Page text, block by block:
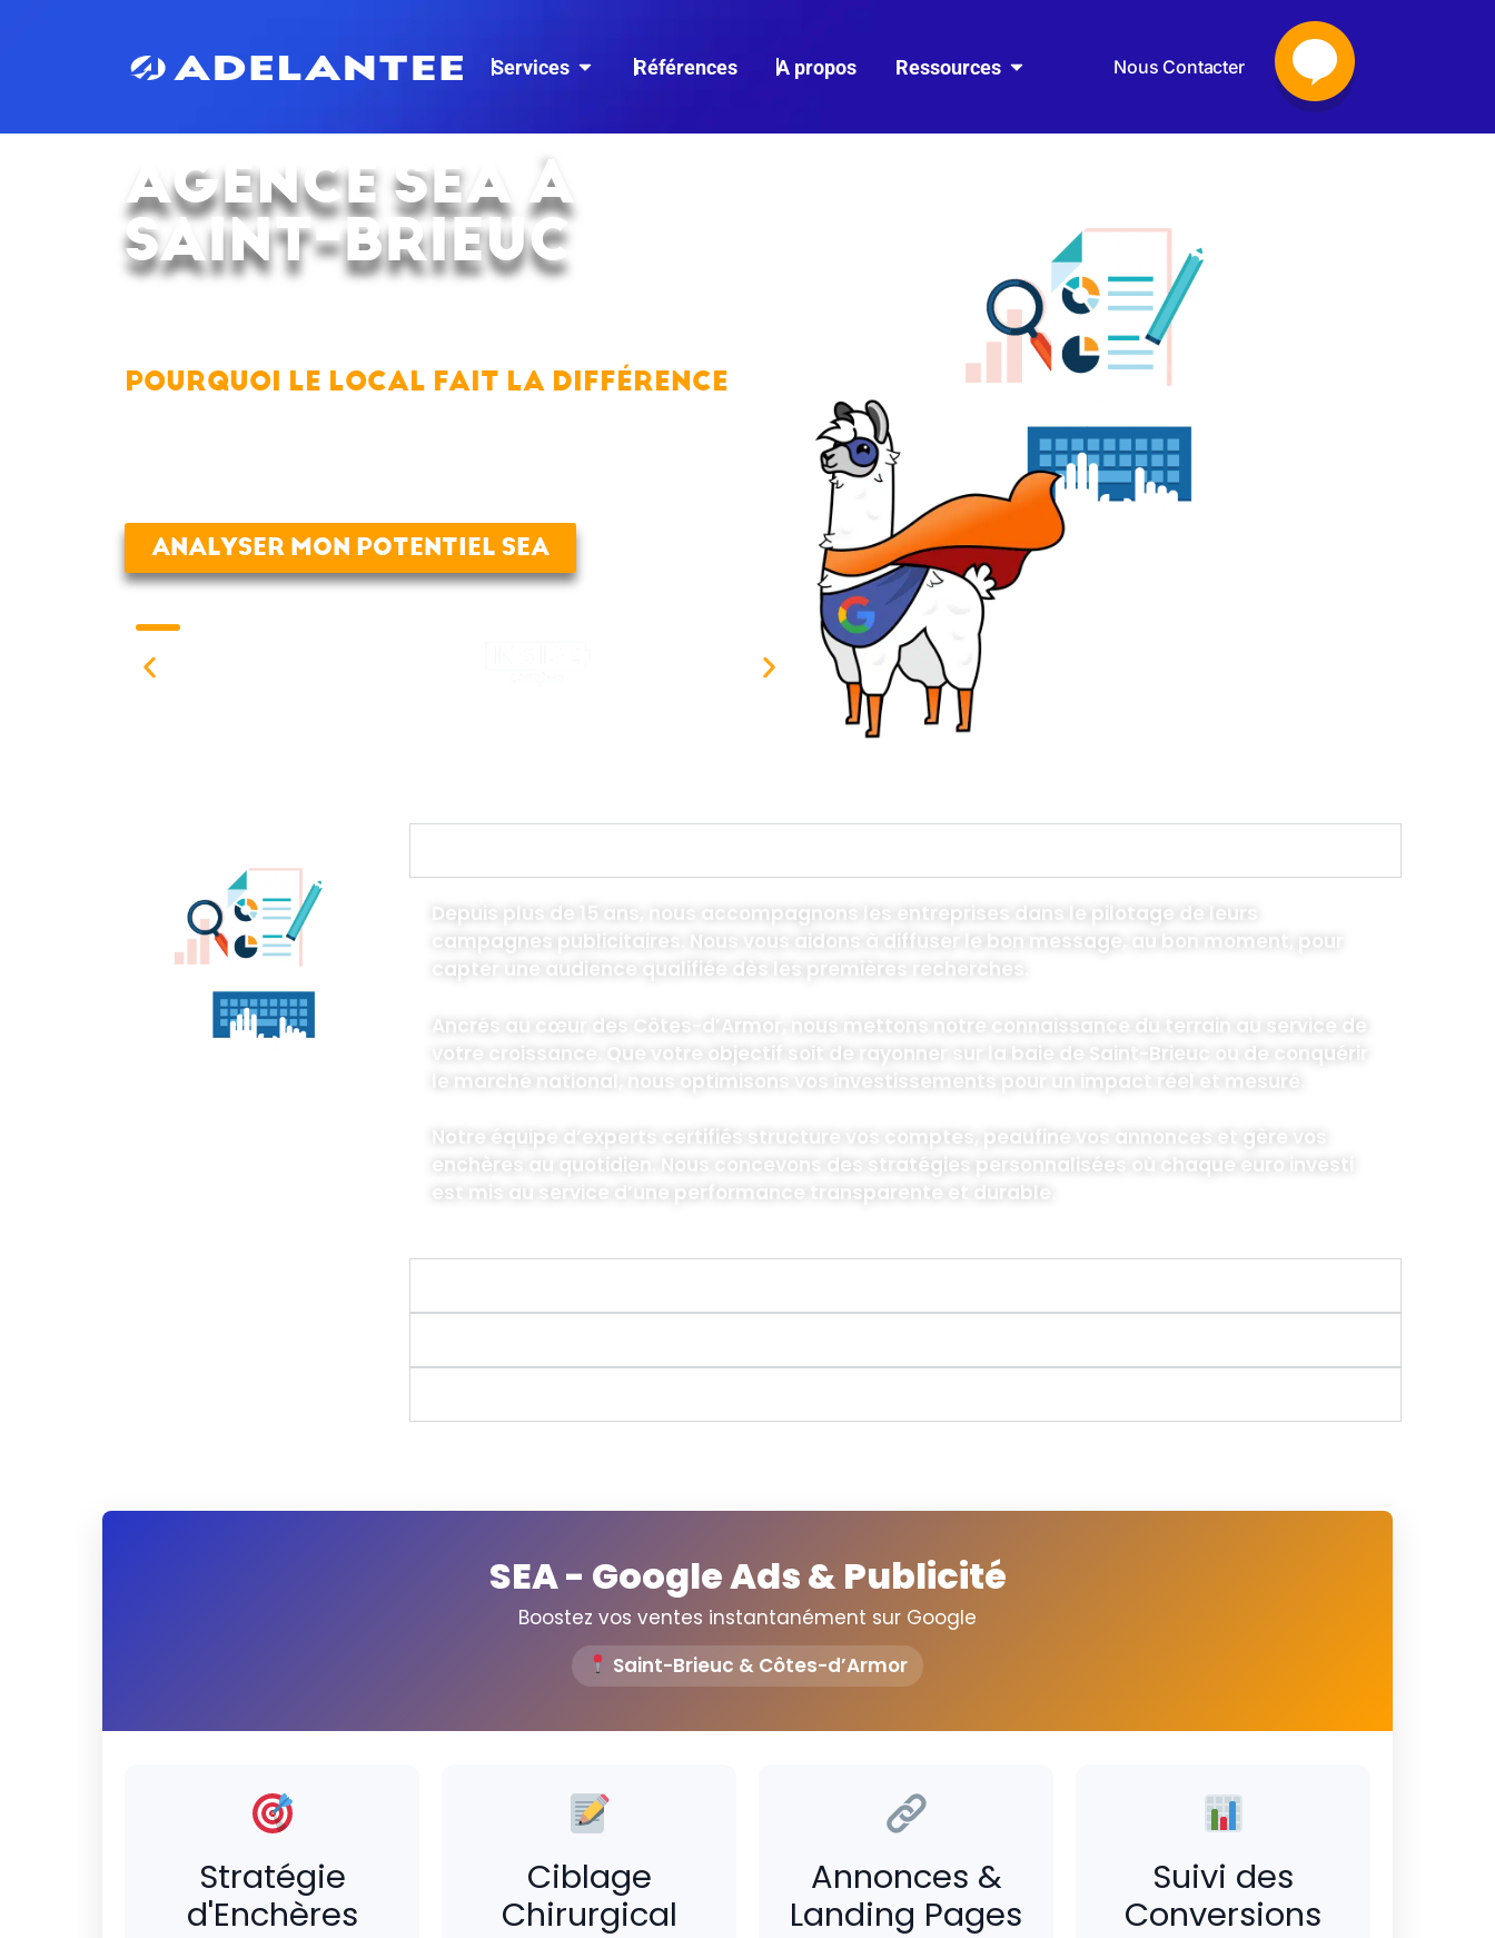
Services Références A propos Ressources Nous Contacter
AGENCE SEA À
SAINT-BRIEUC
POURQUOI LE LOCAL FAIT LA DIFFÉRENCE
ANALYSER MON POTENTIEL SEA
Depuis plus de 15 ans, nous accompagnons les entreprises dans le pilotage de leurs
campagnes publicitaires. Nous vous aidons à diffuser le bon message, au bon moment, pour
capter une audience qualifiée dès les premières recherches.
Ancrés au cœur des Côtes-d’Armor, nous mettons notre connaissance du terrain au service de
votre croissance. Que votre objectif soit de rayonner sur la baie de Saint-Brieuc ou de conquérir
le marché national, nous optimisons vos investissements pour un impact réel et mesuré.
Notre équipe d’experts certifiés structure vos comptes, peaufine vos annonces et gère vos
enchères au quotidien. Nous concevons des stratégies personnalisées où chaque euro investi
est mis au service d’une performance transparente et durable.
SEA - Google Ads & Publicité
Boostez vos ventes instantanément sur Google
Saint-Brieuc & Côtes-d’Armor
Stratégie
d'Enchères
Ciblage
Chirurgical
Annonces &
Landing Pages
Suivi des
Conversions